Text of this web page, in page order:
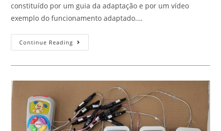
constituído por um guia da adaptação e por um vídeo
exemplo do funcionamento adaptado.…
Continue Reading Carro
Telecomandado